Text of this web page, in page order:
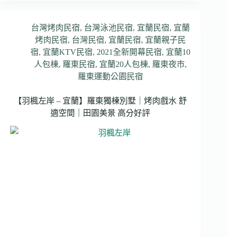
台灣烤肉民宿, 台灣泳池民宿, 宜蘭民宿, 宜蘭
烤肉民宿, 台灣民宿, 宜蘭民宿, 宜蘭親子民
宿, 宜蘭KTV民宿, 2021全新開幕民宿, 宜蘭10
人包棟, 羅東民宿, 宜蘭20人包棟, 羅東夜市,
羅東運動公園民宿
【羽楓左岸 – 宜蘭】羅東獨棟別墅｜烤肉戲水 舒
適空間｜田園美景 高分好評